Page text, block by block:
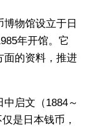
物馆设立于日
年开馆。它
面的资料，推进
启文（1884～
是日本钱币，